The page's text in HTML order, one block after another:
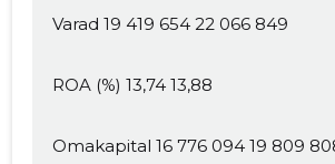
Varad 19 419 654 22 066 849
ROA (%) 13,74 13,88
Omakapital 16 776 094 19 809